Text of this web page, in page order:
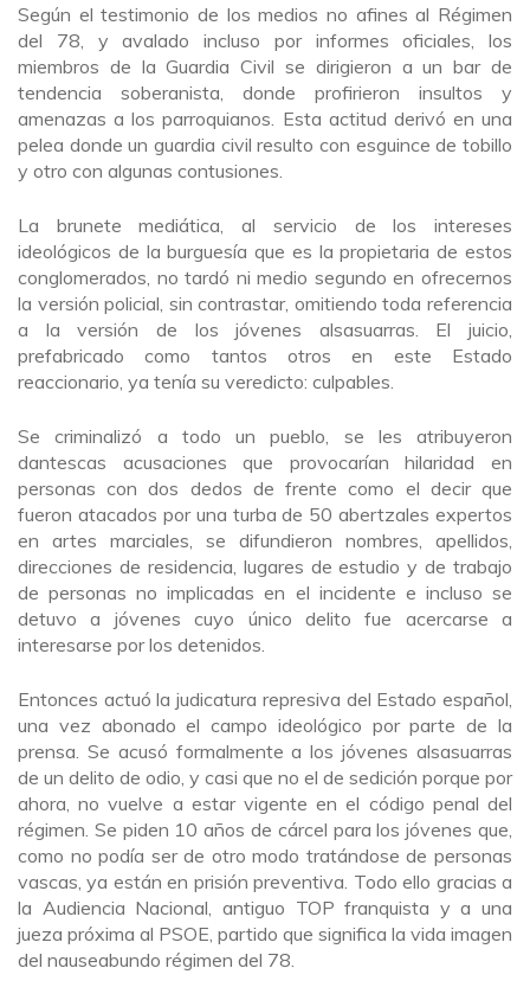
Según el testimonio de los medios no afines al Régimen
del 78, y avalado incluso por informes oficiales, los
miembros de la Guardia Civil se dirigieron a un bar de
tendencia soberanista, donde profirieron insultos y
amenazas a los parroquianos. Esta actitud derivó en una
pelea donde un guardia civil resulto con esguince de tobillo
y otro con algunas contusiones.
La brunete mediática, al servicio de los intereses
ideológicos de la burguesía que es la propietaria de estos
conglomerados, no tardó ni medio segundo en ofrecernos
la versión policial, sin contrastar, omitiendo toda referencia
a la versión de los jóvenes alsasuarras. El juicio,
prefabricado como tantos otros en este Estado
reaccionario, ya tenía su veredicto: culpables.
Se criminalizó a todo un pueblo, se les atribuyeron
dantescas acusaciones que provocarían hilaridad en
personas con dos dedos de frente como el decir que
fueron atacados por una turba de 50 abertzales expertos
en artes marciales, se difundieron nombres, apellidos,
direcciones de residencia, lugares de estudio y de trabajo
de personas no implicadas en el incidente e incluso se
detuvo a jóvenes cuyo único delito fue acercarse a
interesarse por los detenidos.
Entonces actuó la judicatura represiva del Estado español,
una vez abonado el campo ideológico por parte de la
prensa. Se acusó formalmente a los jóvenes alsasuarras
de un delito de odio, y casi que no el de sedición porque por
ahora, no vuelve a estar vigente en el código penal del
régimen. Se piden 10 años de cárcel para los jóvenes que,
como no podía ser de otro modo tratándose de personas
vascas, ya están en prisión preventiva. Todo ello gracias a
la Audiencia Nacional, antiguo TOP franquista y a una
jueza próxima al PSOE, partido que significa la vida imagen
del nauseabundo régimen del 78.